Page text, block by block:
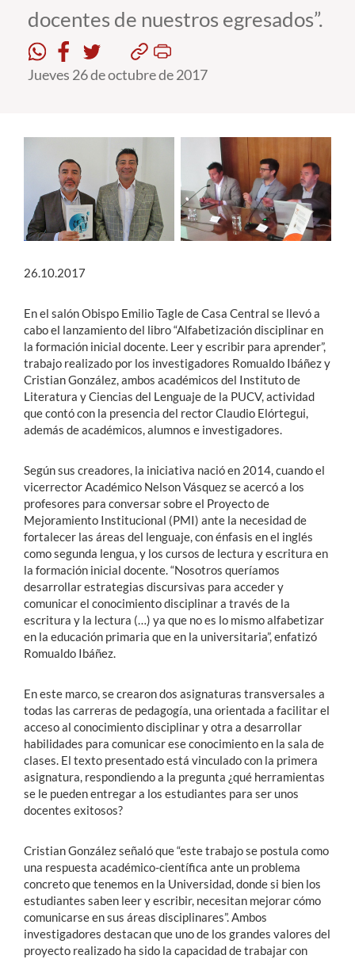
English
docentes de nuestros egresados”.
Jueves 26 de octubre de 2017
26.10.2017
En el salón Obispo Emilio Tagle de Casa Central se llevó a
cabo el lanzamiento del libro “Alfabetización disciplinar en
la formación inicial docente. Leer y escribir para aprender”,
trabajo realizado por los investigadores Romualdo Ibáñez y
Cristian González, ambos académicos del Instituto de
Literatura y Ciencias del Lenguaje de la PUCV, actividad
que contó con la presencia del rector Claudio Elórtegui,
además de académicos, alumnos e investigadores.
Según sus creadores, la iniciativa nació en 2014, cuando el
vicerrector Académico Nelson Vásquez se acercó a los
profesores para conversar sobre el Proyecto de
Mejoramiento Institucional (PMI) ante la necesidad de
fortalecer las áreas del lenguaje, con énfasis en el inglés
como segunda lengua, y los cursos de lectura y escritura en
la formación inicial docente. “Nosotros queríamos
desarrollar estrategias discursivas para acceder y
comunicar el conocimiento disciplinar a través de la
escritura y la lectura (…) ya que no es lo mismo alfabetizar
en la educación primaria que en la universitaria”, enfatizó
Romualdo Ibáñez.
En este marco, se crearon dos asignaturas transversales a
todas las carreras de pedagogía, una orientada a facilitar el
acceso al conocimiento disciplinar y otra a desarrollar
habilidades para comunicar ese conocimiento en la sala de
clases. El texto presentado está vinculado con la primera
asignatura, respondiendo a la pregunta ¿qué herramientas
se le pueden entregar a los estudiantes para ser unos
docentes exitosos?
Cristian González señaló que “este trabajo se postula como
una respuesta académico-científica ante un problema
concreto que tenemos en la Universidad, donde si bien los
estudiantes saben leer y escribir, necesitan mejorar cómo
comunicarse en sus áreas disciplinares”. Ambos
investigadores destacan que uno de los grandes valores del
proyecto realizado ha sido la capacidad de trabajar con